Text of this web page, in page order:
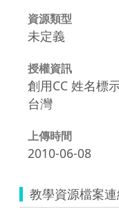
資源類型
未定義
授權資訊
創用CC 姓名標
台灣
上傳時間
2010-06-08
教學資源檔案